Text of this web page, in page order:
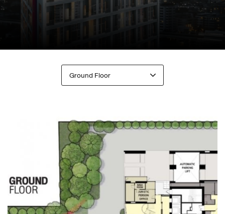
Ground Floor